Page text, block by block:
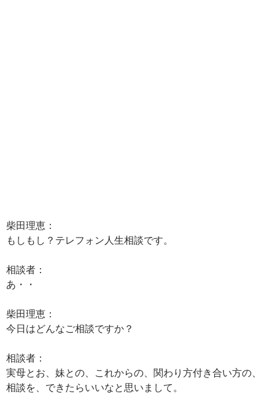
柴田理恵：
もしもし？テレフォン人生相談です。
相談者：
あ・・
柴田理恵：
今日はどんなご相談ですか？
相談者：
実母とお、妹との、これからの、関わり方付き合い方の、
相談を、できたらいいなと思いまして。